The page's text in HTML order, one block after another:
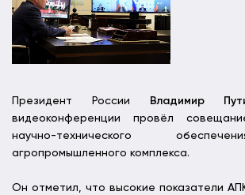
Президент России Владимир
видеоконференции провёл
научно-технического
агропромышленного комплекса.
Он отметил, что высокие показатели